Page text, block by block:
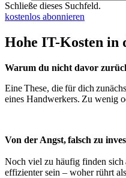
Schließe dieses Suchfeld.
kostenlos abonnieren
Hohe IT-Kosten in
Warum du nicht davor
Eine These, die für dich
eines Handwerkers. Zu wenig
Von der Angst, falsch zu
Noch viel zu häufig finden sich
effizienter sein – woher rührt